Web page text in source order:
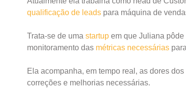
qualificação de leads para máquina de
Trata-se de uma startup em que Juliana
monitoramento das métricas necessárias
Ela acompanha, em tempo real, as dores
correções e melhorias necessárias.